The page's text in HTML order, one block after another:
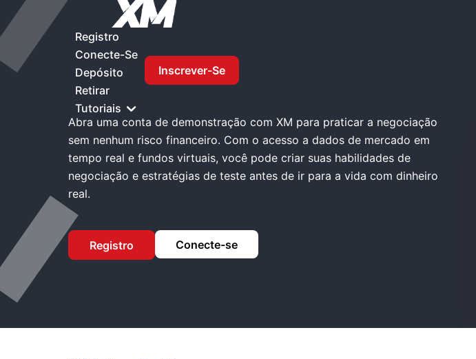
Registro
Conecte-Se
Depósito
Retirar
Tutoriais
Inscrever-Se
XM Conta Demo
XM Conta Demo
Abra uma conta de demonstração com XM para praticar a negociação
sem nenhum risco financeiro. Com o acesso a dados de mercado em
tempo real e fundos virtuais, você pode criar suas habilidades de
negociação e estratégias de teste antes de ir para a vida com dinheiro
real.
Registro Conecte-se